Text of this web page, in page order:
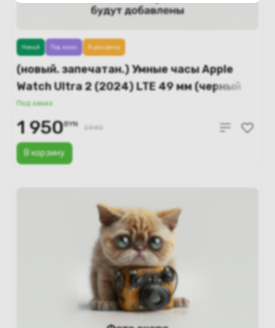
(новый. запечатан.) Умные часы Apple
Watch Ultra 2 (2024) LTE 49 мм (черный
титановый корпус/черный ремешок из
эластомера) MX4P3
Под заказ
В корзину
Новый Под заказ В рассрочку
1 950BYN 2340